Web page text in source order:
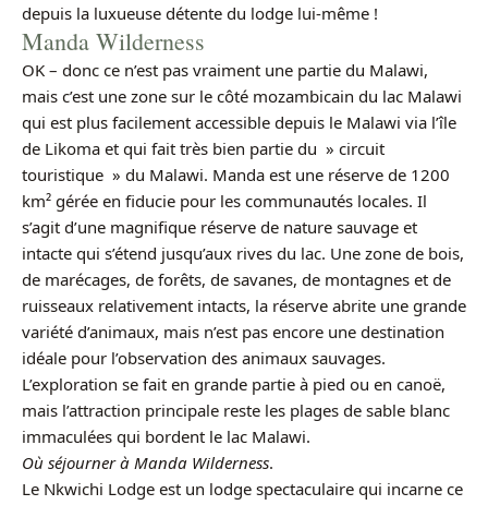
depuis la luxueuse détente du lodge lui-même !
Manda Wilderness
OK – donc ce n’est pas vraiment une partie du Malawi,
mais c’est une zone sur le côté mozambicain du lac Malawi
qui est plus facilement accessible depuis le Malawi via l’île
de Likoma et qui fait très bien partie du » circuit
touristique » du Malawi. Manda est une réserve de 1200
km² gérée en fiducie pour les communautés locales. Il
s’agit d’une magnifique réserve de nature sauvage et
intacte qui s’étend jusqu’aux rives du lac. Une zone de bois,
de marécages, de forêts, de savanes, de montagnes et de
ruisseaux relativement intacts, la réserve abrite une grande
variété d’animaux, mais n’est pas encore une destination
idéale pour l’observation des animaux sauvages.
L’exploration se fait en grande partie à pied ou en canoë,
mais l’attraction principale reste les plages de sable blanc
immaculées qui bordent le lac Malawi.
Où séjourner à Manda Wilderness.
Le Nkwichi Lodge est un lodge spectaculaire qui incarne ce